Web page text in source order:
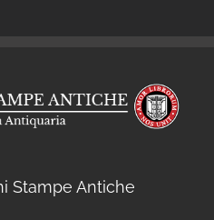
Stampe Antiche